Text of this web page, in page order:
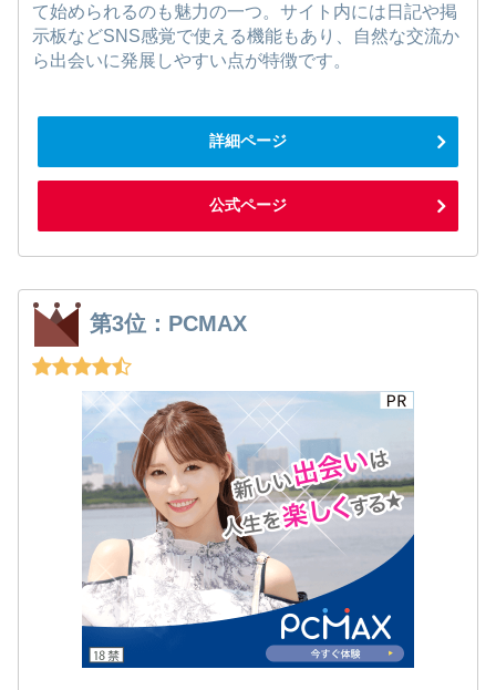
て始められるのも魅力の一つ。サイト内には日記や掲
示板などSNS感覚で使える機能もあり、自然な交流か
ら出会いに発展しやすい点が特徴です。
詳細ページ
公式ページ
第3位：PCMAX